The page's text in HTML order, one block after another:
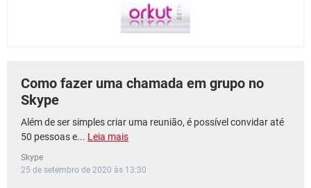
Como fazer uma chamada em grupo no
Skype
Além de ser simples criar uma reunião, é possível convidar até
50 pessoas e... Leia mais
Skype
25 de setembro de 2020 às 13:30